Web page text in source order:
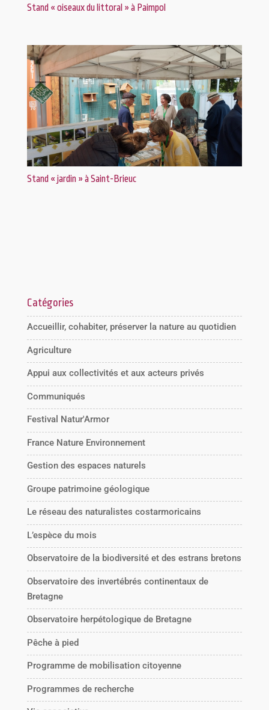
Stand « oiseaux du littoral » à Paimpol
Stand « jardin » à Saint-Brieuc
Catégories
Accueillir, cohabiter, préserver la nature au quotidien
Agriculture
Appui aux collectivités et aux acteurs privés
Communiqués
Festival Natur'Armor
France Nature Environnement
Gestion des espaces naturels
Groupe patrimoine géologique
Le réseau des naturalistes costarmoricains
L’espèce du mois
Observatoire de la biodiversité et des estrans bretons
Observatoire des invertébrés continentaux de
Bretagne
Observatoire herpétologique de Bretagne
Pêche à pied
Programme de mobilisation citoyenne
Programmes de recherche